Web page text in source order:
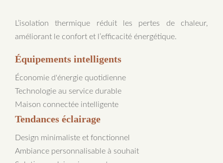
L’isolation thermique réduit les pertes de chaleur,
améliorant le confort et l’efficacité énergétique.
Équipements intelligents
Économie d'énergie quotidienne
Technologie au service durable
Maison connectée intelligente
Tendances éclairage
Design minimaliste et fonctionnel
Ambiance personnalisable à souhait